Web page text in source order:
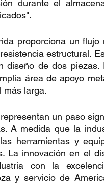
durante el
proporciona un flujo
estructural.
diseño de dos piezas.
área de apoyo
más larga.
representan un paso
A medida que la
herramientas y
La innovación en el
con la
y servicio de